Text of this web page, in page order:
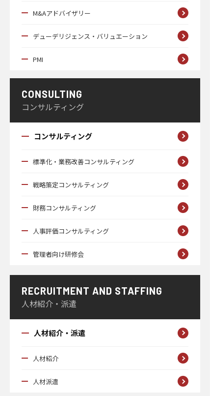
M&Aアドバイザリー
デューデリジェンス・バリュエーション
PMI
CONSULTING
コンサルティング
コンサルティング
標準化・業務改善コンサルティング
戦略策定コンサルティング
財務コンサルティング
人事評価コンサルティング
管理者向け研修会
RECRUITMENT AND STAFFING
人材紹介・派遣
人材紹介・派遣
人材紹介
人材派遣